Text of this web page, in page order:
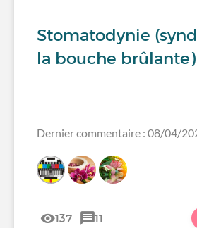
Stomatodynie
la bouche brûlante)
Dernier commentaire : 08/04/
137 11